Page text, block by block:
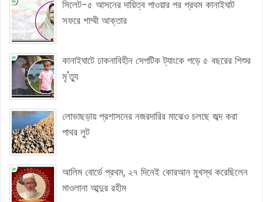
সিলেট-৫ আসনের দায়িত্ব পাওয়ার পর প্রথম কানাইঘাট
সফরে শাম্মী আক্তার
কানাইঘাটে ঢাকনাবিহীন সেপটিক ট্যাংকে পড়ে ৫ বছরের শিশুর
মৃ'ত্যু
লোভাছড়ায় প্রশাসনের নজরদারির মাঝেও চলছে জব্দ করা
পাথর লুট
আলিম বোর্ডে প্রথম, ২৭ দিনেই কোরআন মুখস্থ করেছিলেন
মাওলানা আব্দুর রহীম